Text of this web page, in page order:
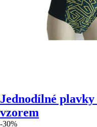
Jednodílné
vzorem
-30%